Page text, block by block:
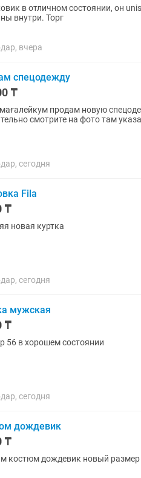
в отличном состоянии, он
внутри. Торг
вчера
спецодежду
₸
продам новую
смотрите на фото там
сегодня
Fila
₸
новая куртка
сегодня
мужская
₸
56 в хорошем состоянии
сегодня
дождевик
₸
костюм дождевик новый размер